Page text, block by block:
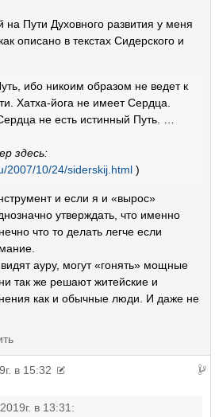
на Пути Духовного развития у меня
описано в текстах Сидерского и
ибо никоим образом не ведет к
Хатха-йога не имеет Сердца.
не есть истинный Путь. …
здесь:
2007/10/24/siderskij.html )
и если я и «вырос»
утверждать, что именно
что то делать легче если
ауру, могут «гонять» мощные
так же решают житейские и
как и обычные люди. И даже не
в 15:32
в 13:31: